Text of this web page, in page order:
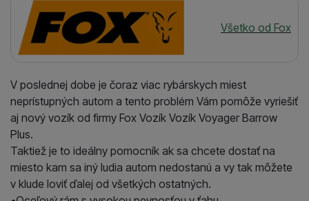
Výrobca
Všetko od Fox
V poslednej dobe je čoraz viac rybárskych miest
neprístupných autom a tento problém Vám pomôže vyriešiť
aj nový vozík od firmy Fox Vozík Vozík Voyager Barrow
Plus.
Taktiež je to ideálny pomocník ak sa chcete dostať na
miesto kam sa iný ludia autom nedostanú a vy tak môžete
v klude loviť ďalej od všetkých ostatných.